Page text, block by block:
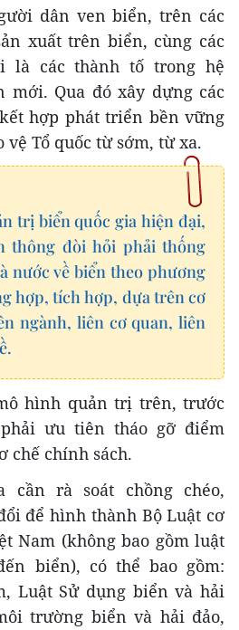
dân ven biển, trên các
xuất trên biển, cùng các
là các thành tố trong hệ
Qua đó xây dựng các
hợp phát triển bền vững
Tổ quốc từ sớm, từ xa.
trị biển quốc gia hiện đại,
thông đòi hỏi phải thống
nước về biển theo phương
hợp, tích hợp, dựa trên cơ
ngành, liên cơ quan, liên
hình quản trị trên, trước
ưu tiên tháo gỡ điểm
chế chính sách.
cần rà soát chồng chéo,
để hình thành Bộ Luật cơ
Nam (không bao gồm luật
biển), có thể bao gồm:
Luật Sử dụng biển và hải
trường biển và hải đảo,